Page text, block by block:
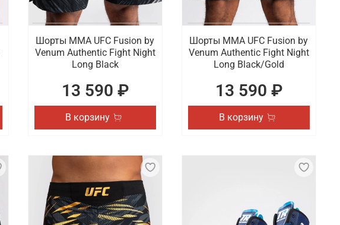
Шорты ММА UFC Fusion by
Venum Authentic Fight Night
Long Black
13 590 ₽
В корзину
Шорты ММА UFC Fusion by
Venum Authentic Fight Night
Long Black/Gold
13 590 ₽
В корзину